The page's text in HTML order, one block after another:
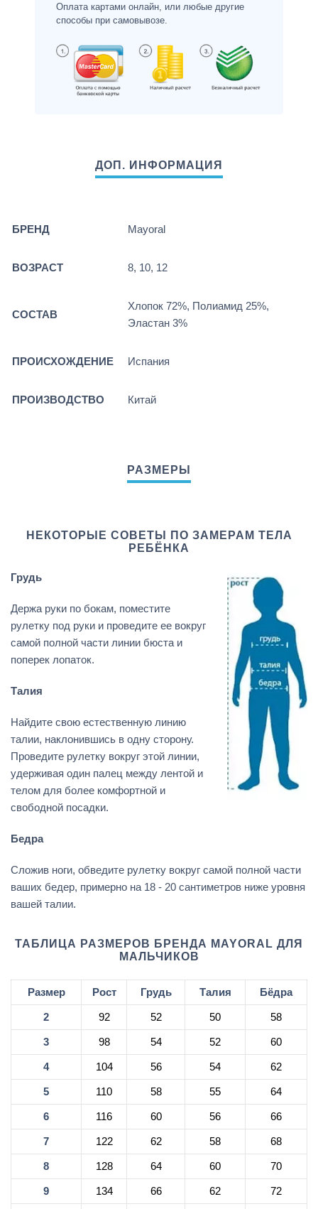
Оплата картами онлайн, или любые другие
способы при самовывозе.
БРЕНД Mayoral
ВОЗРАСТ 8, 10, 12
СОСТАВ
Хлопок 72%, Полиамид 25%,
Эластан 3%
ПРОИСХОЖДЕНИЕ Испания
ПРОИЗВОДСТВО Китай
НЕКОТОРЫЕ СОВЕТЫ ПО ЗАМЕРАМ ТЕЛА
РЕБЁНКА
Грудь
Держа руки по бокам, поместите
рулетку под руки и проведите ее вокруг
самой полной части линии бюста и
поперек лопаток.
Талия
Найдите свою естественную линию
талии, наклонившись в одну сторону.
Проведите рулетку вокруг этой линии,
удерживая один палец между лентой и
телом для более комфортной и
свободной посадки.
Бедра
Сложив ноги, обведите рулетку вокруг самой полной части
ваших бедер, примерно на 18 - 20 сантиметров ниже уровня
вашей талии.
ТАБЛИЦА РАЗМЕРОВ БРЕНДА MAYORAL ДЛЯ
МАЛЬЧИКОВ
Размер Рост Грудь Талия Бёдра
2 92 52 50 58
3 98 54 52 60
4 104 56 54 62
5 110 58 55 64
6 116 60 56 66
7 122 62 58 68
8 128 64 60 70
9 134 66 62 72